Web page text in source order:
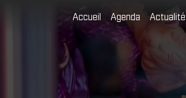
Accueil Agenda